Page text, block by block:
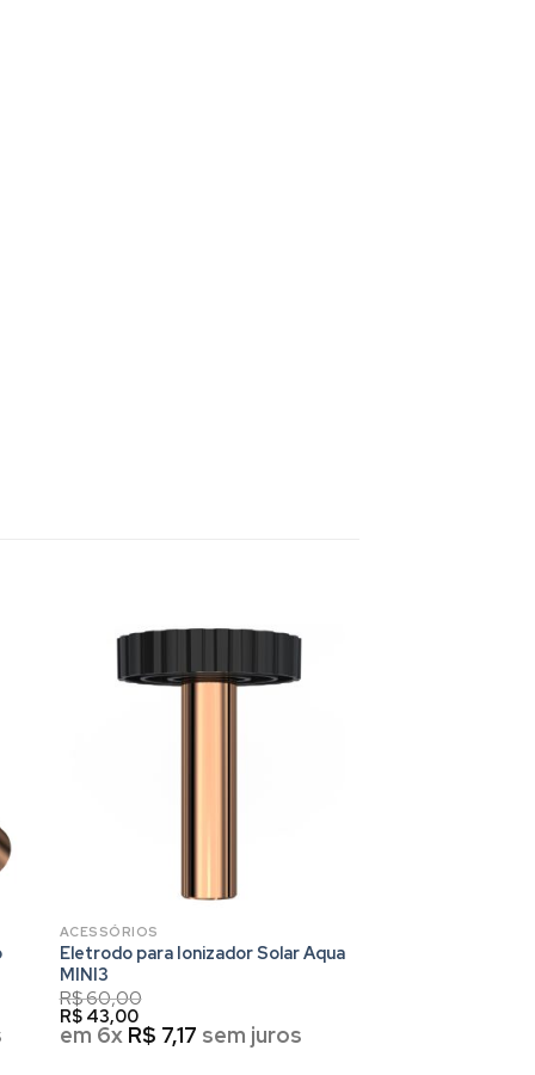
ACESSÓRIOS
Eletrodo para Ionizador Solar Aqua
MINI3
R$60,00
R$43,00
em 6x R$ 7,17 sem juros